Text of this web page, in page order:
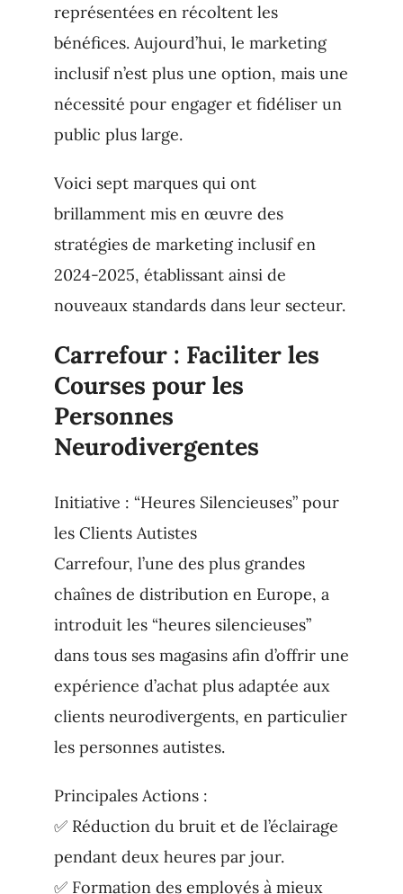
représentées en récoltent les
bénéfices. Aujourd’hui, le marketing
inclusif n’est plus une option, mais une
nécessité pour engager et fidéliser un
public plus large.
Voici sept marques qui ont
brillamment mis en œuvre des
stratégies de marketing inclusif en
2024-2025, établissant ainsi de
nouveaux standards dans leur secteur.
Carrefour : Faciliter les
Courses pour les
Personnes
Neurodivergentes
Initiative : “Heures Silencieuses” pour
les Clients Autistes
Carrefour, l’une des plus grandes
chaînes de distribution en Europe, a
introduit les “heures silencieuses”
dans tous ses magasins afin d’offrir une
expérience d’achat plus adaptée aux
clients neurodivergents, en particulier
les personnes autistes.
Principales Actions :
✅ Réduction du bruit et de l’éclairage
pendant deux heures par jour.
✅ Formation des employés à mieux